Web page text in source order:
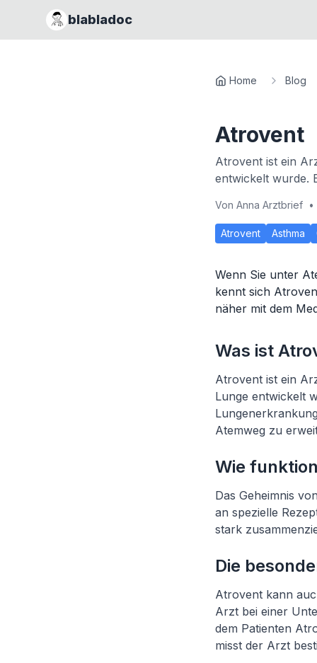
blabladoc
Home Blog
Atrovent
Atrovent ist ein
entwickelt wurde.
Von Anna Arztbrief •
Atrovent Asthma
Wenn Sie unter
kennt sich
näher mit dem
Was ist
Atrovent ist ein
Lunge entwickelt
Atemweg zu
Wie
Das Geheimnis
an spezielle
stark
Die
Atrovent kann
Arzt bei einer
dem Patienten
misst der Arzt